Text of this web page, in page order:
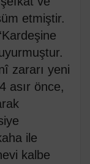
etmiştir.
zararı yeni
asır önce,
ile
kalbe